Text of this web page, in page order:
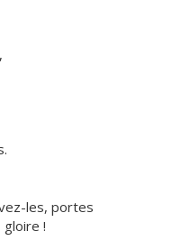
les, portes
!